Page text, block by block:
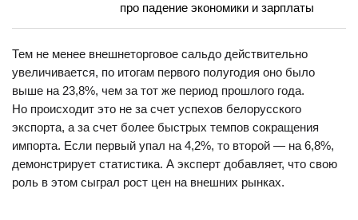
про падение экономики и зарплаты
Тем не менее внешнеторговое сальдо действительно
увеличивается, по итогам первого полугодия оно было
выше на 23,8%, чем за тот же период прошлого года.
Но происходит это не за счет успехов белорусского
экспорта, а за счет более быстрых темпов сокращения
импорта. Если первый упал на 4,2%, то второй — на 6,8%,
демонстрирует статистика. А эксперт добавляет, что свою
роль в этом сыграл рост цен на внешних рынках.